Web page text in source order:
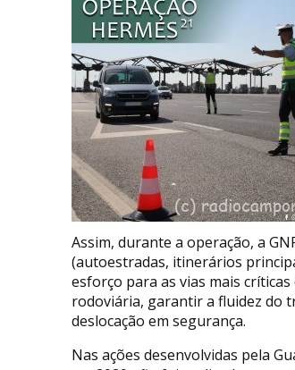
Assim, durante a operação, a
(autoestradas, itinerários
esforço para as vias mais
rodoviária, garantir a fluidez do
deslocação em segurança.
Nas ações desenvolvidas pela